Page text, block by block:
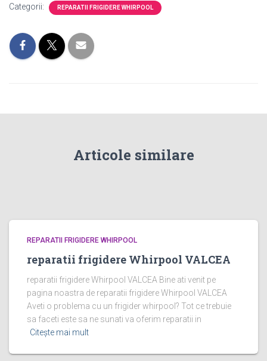
Categorii: REPARATII FRIGIDERE WHIRPOOL
Articole similare
REPARATII FRIGIDERE WHIRPOOL
reparatii frigidere Whirpool VALCEA
reparatii frigidere Whirpool VALCEA Bine ati venit pe
pagina noastra de reparatii frigidere Whirpool VALCEA
Aveti o problema cu un frigider whirpool? Tot ce trebuie
sa faceti este sa ne sunati va oferim reparatii in
Citește mai mult